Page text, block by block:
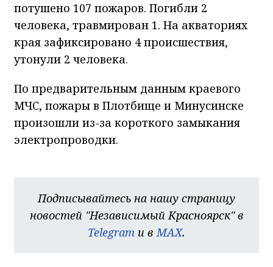
потушено 107 пожаров. Погибли 2
человека, травмирован 1. На акваториях
края зафиксировано 4 происшествия,
утонули 2 человека.
По предварительным данным краевого
МЧС, пожары в Плотбище и Минусинске
произошли из-за короткого замыкания
электропроводки.
Подписывайтесь на нашу страницу
новостей "Независимый Красноярск" в
Telegram и вMAX.